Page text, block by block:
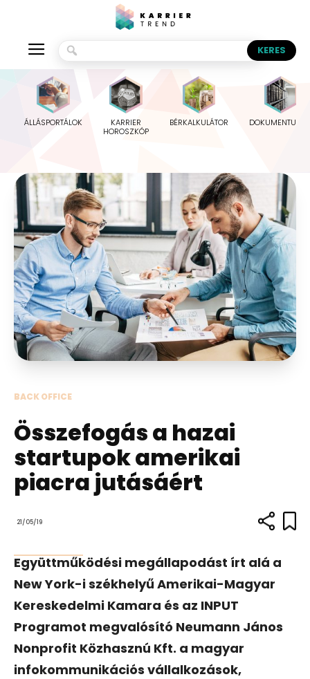
ÁLLÁSPORTÁLOK
KARRIER
HOROSZKÓP
BÉRKALKULÁTOR
BACK OFFICE
Összefogás a hazai
startupok amerikai
piacra jutásáért
21/05/19
Együttműködési megállapodást írt alá a
New York-i székhelyű Amerikai-Magyar
Kereskedelmi Kamara és az INPUT
Programot megvalósító Neumann János
Nonprofit Közhasznú Kft. a magyar
infokommunikációs vállalkozások,